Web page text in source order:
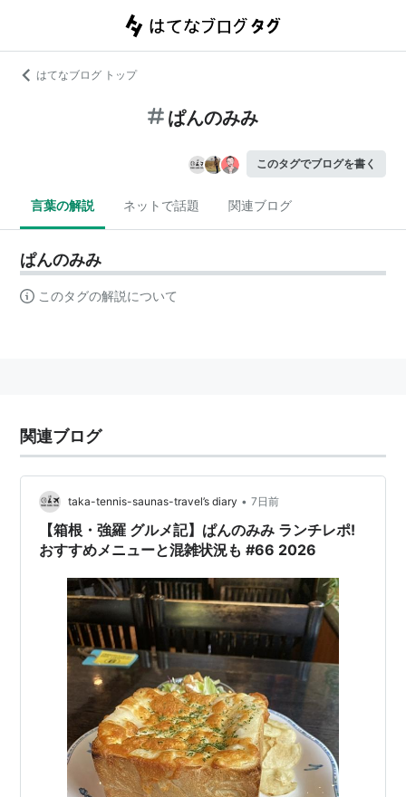
はてなブログ トップ
ぱんのみみ
このタグでブログを書く
言葉の解説 ネットで話題 関連ブログ
ぱんのみみ
このタグの解説について
関連ブログ
taka-tennis-saunas-travel’s diary • 7日前
【箱根・強羅 グルメ記】ぱんのみみ ランチレポ!
おすすめメニューと混雑状況も #66 2026